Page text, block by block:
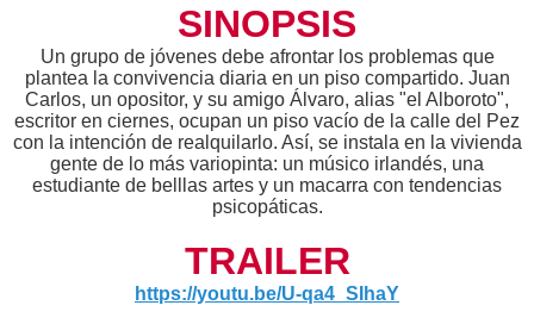
SINOPSIS
Un grupo de jóvenes debe afrontar los problemas que
plantea la convivencia diaria en un piso compartido. Juan
Carlos, un opositor, y su amigo Álvaro, alias "el Alboroto",
escritor en ciernes, ocupan un piso vacío de la calle del Pez
con la intención de realquilarlo. Así, se instala en la vivienda
gente de lo más variopinta: un músico irlandés, una
estudiante de belllas artes y un macarra con tendencias
psicopáticas.
TRAILER
https://youtu.be/U-qa4_SIhaY